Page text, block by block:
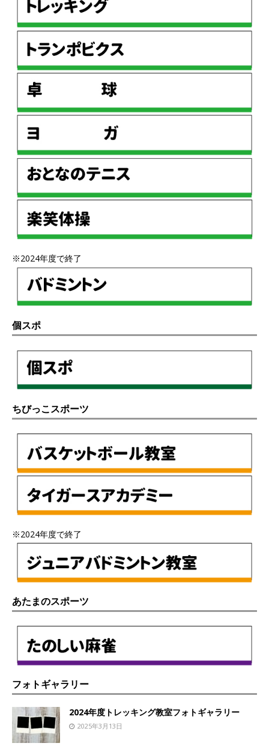
※2024年度で終了
個スポ
ちびっこスポーツ
※2024年度で終了
あたまのスポーツ
フォトギャラリー
2024年度トレッキング教室フォトギャラリー
2025年3月13日